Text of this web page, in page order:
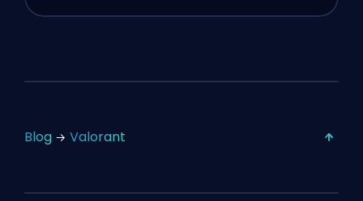
Blog Valorant